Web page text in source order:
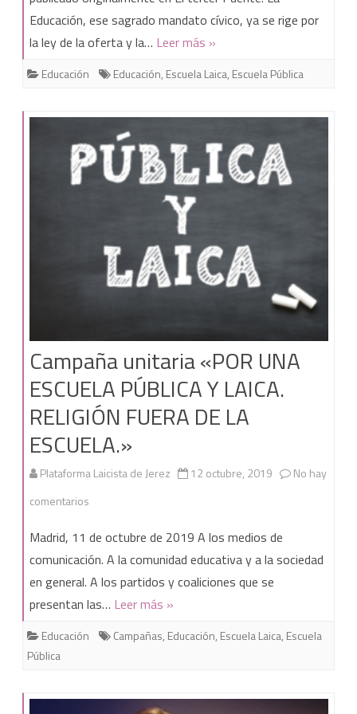
sotanas
Educación, ese sagrado mandato cívico, ya se rige por
la ley de la oferta y la… Leer más »
Educación Educación, Escuela Laica, Escuela Pública
Campaña unitaria «POR UNA
ESCUELA PÚBLICA Y LAICA.
RELIGIÓN FUERA DE LA
ESCUELA.»
Plataforma Laicista de Jerez 12 octubre, 2019
No hay
comentarios
unitaria
«POR
UNA
ESCUELA
Y
Madrid, 11 de octubre de 2019 A los medios de
comunicación. A la comunidad educativa y a la sociedad
en general. A los partidos y coaliciones que se
presentan las… Leer más »
Educación Campañas, Educación, Escuela Laica, Escuela
Pública